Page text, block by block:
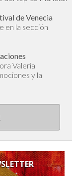
de Venecia
en la sección
Valeria
y la